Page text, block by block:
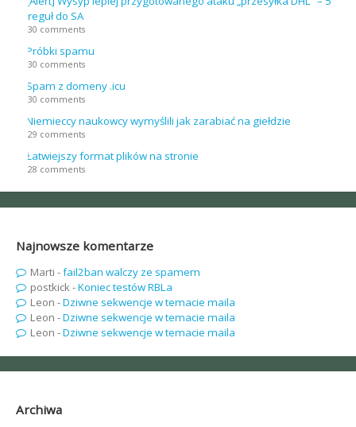
reguł do SA
30 comments
Próbki spamu
30 comments
Spam z domeny .icu
30 comments
Niemieccy naukowcy wymyślili jak zarabiać na giełdzie
29 comments
Łatwiejszy format plików na stronie
28 comments
Najnowsze komentarze
Marti -fail2ban walczy ze spamem
postkick -Koniec testów RBLa
Leon -Dziwne sekwencje w temacie maila
Leon -Dziwne sekwencje w temacie maila
Leon -Dziwne sekwencje w temacie maila
Archiwa